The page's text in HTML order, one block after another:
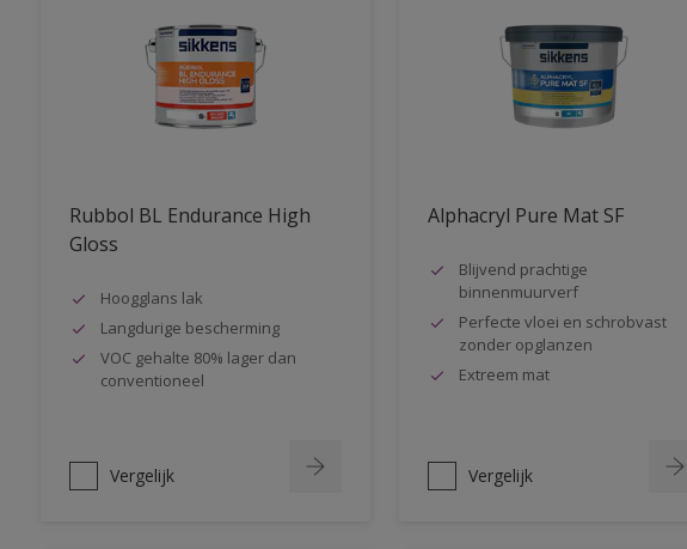
Rubbol BL Endurance High
Gloss
Hoogglans lak
Langdurige bescherming
VOC gehalte 80% lager dan
conventioneel
Vergelijk
Alphacryl Pure Mat SF
Blijvend prachtige
binnenmuurverf
Perfecte vloei en schrobvast
zonder opglanzen
Extreem mat
Vergelijk